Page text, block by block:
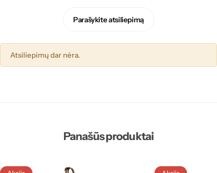
Parašykite atsiliepimą
Atsiliepimų dar nėra.
Panašūs produktai